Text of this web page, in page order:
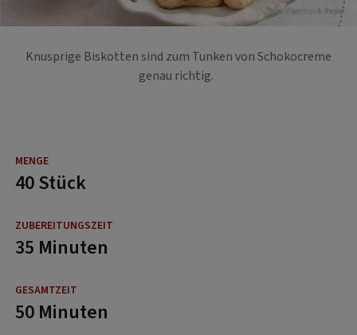
Foto: Eisenhut & Mayer
Knusprige Biskotten sind zum Tunken von Schokocreme
genau richtig.
40 Stück
35 Minuten
50 Minuten